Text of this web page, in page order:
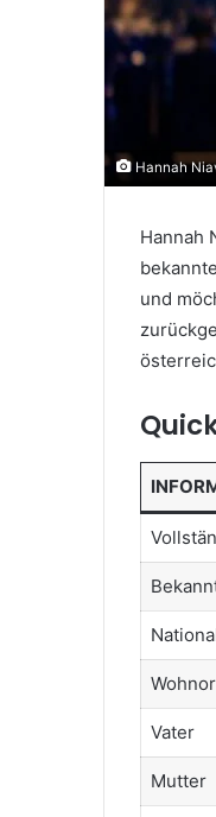
Hannah
Hannah
und
Vater
Mutter